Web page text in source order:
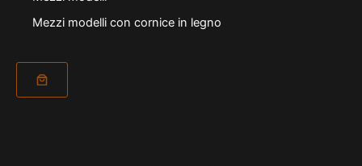
Mezzi modelli con cornice in legno